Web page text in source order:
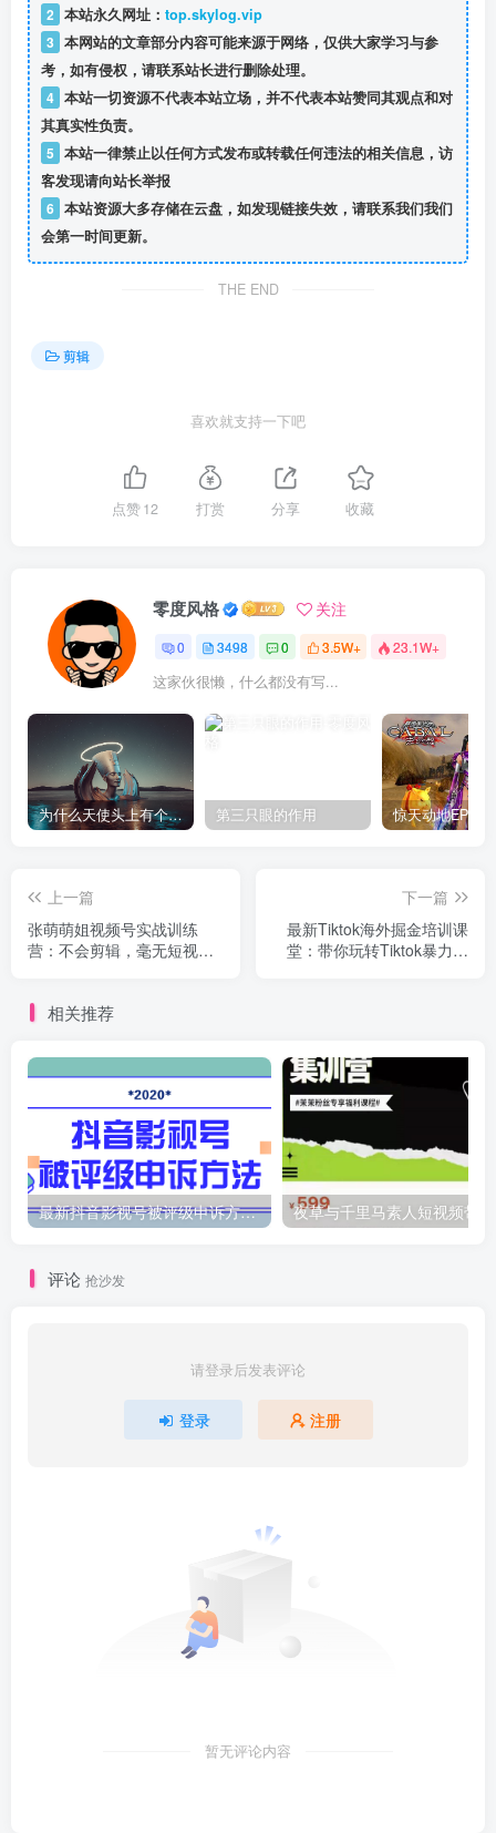
2 本站永久网址： top.skylog.vip
3 本网站的文章部分内容可能来源于网络，仅供大家学习与参
考，如有侵权，请联系站长进行删除处理。
4 本站一切资源不代表本站立场，并不代表本站赞同其观点和对
其真实性负责。
5 本站一律禁止以任何方式发布或转载任何违法的相关信息，访
客发现请向站长举报
6 本站资源大多存储在云盘，如发现链接失效，请联系我们我们
会第一时间更新。
THE END
剪辑
喜欢就支持一下吧
点赞12 打赏 分享 收藏
零度风格 关注
0 3498 0 3.5W+ 23.1W+
这家伙很懒，什么都没有写...
为什么天使头上有个圈？ 第三只眼的作用
上一篇
张萌萌姐视频号实战训练
营：不会剪辑，毫无短视频
下一篇
最新Tiktok海外掘金培训课
堂：带你玩转Tiktok暴力涨
相关推荐
最新抖音影视号被评级申诉方法视频教程
评论 抢沙发
请登录后发表评论
登录 注册
暂无评论内容